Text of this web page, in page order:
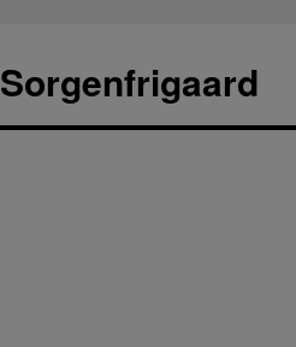
Sorgenfrigaard